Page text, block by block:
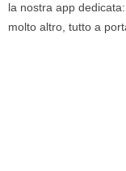
la nostra app
molto altro, tutto a